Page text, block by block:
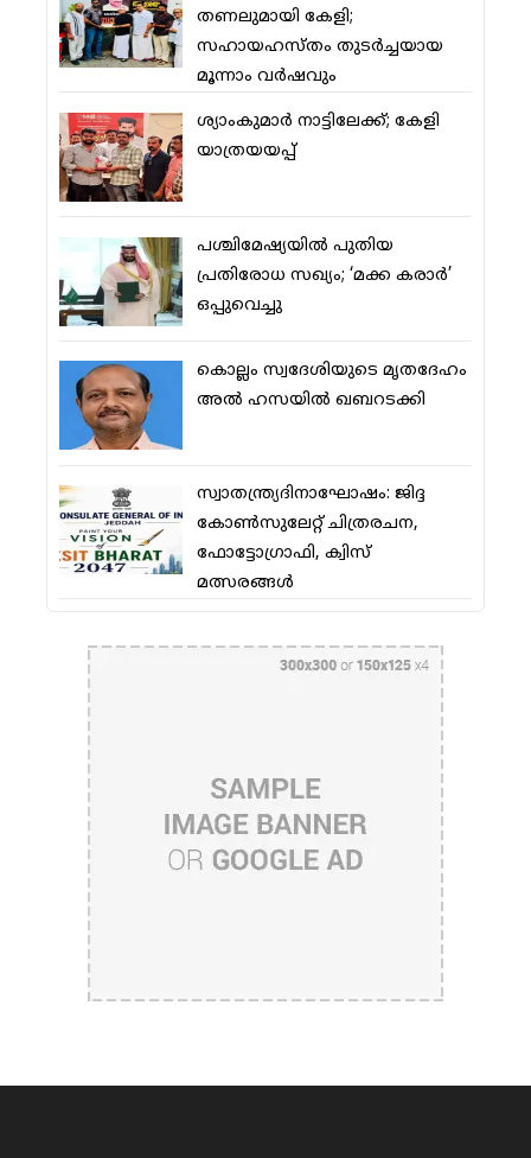
തണലുമായി കേളി;
സഹായഹസ്തം തുടര്‍ച്ചയായ
മൂന്നാം വര്‍ഷവും
ശ്യാംകുമാര്‍ നാട്ടിലേക്ക്; കേളി
യാത്രയയപ്പ്
പശ്ചിമേഷ്യയില്‍ പുതിയ
പ്രതിരോധ സഖ്യം; ‘മക്ക കരാര്‍’
ഒപ്പുവെച്ചു
കൊല്ലം സ്വദേശിയുടെ മൃതദേഹം
അല്‍ ഹസയില്‍ ഖബറടക്കി
സ്വാതന്ത്ര്യദിനാഘോഷം: ജിദ്ദ
കോണ്‍സുലേറ്റ് ചിത്രരചന,
ഫോട്ടോഗ്രാഫി, ക്വിസ്
മത്സരങ്ങള്‍